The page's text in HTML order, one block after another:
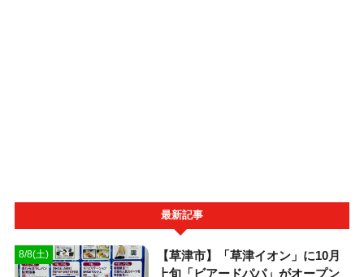
最新記事
8/8(土)
【草津市】「草津イオン」に10月
上旬「ビアードパパ」がオープン